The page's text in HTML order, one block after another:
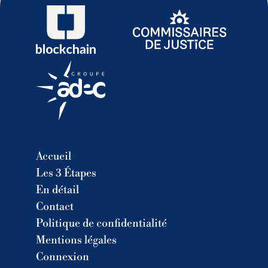
Accueil
Les 3 Étapes
En détail
Contact
Politique de confidentialité
Mentions légales
Connexion